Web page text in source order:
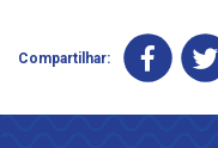
Compartilhar: